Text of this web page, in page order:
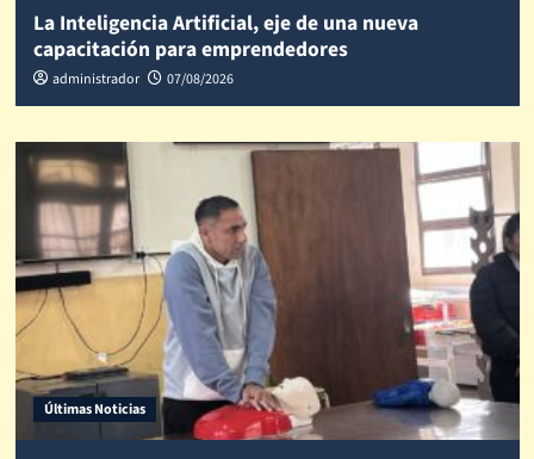
La Inteligencia Artificial, eje de una nueva
capacitación para emprendedores
administrador 07/08/2026
Últimas Noticias